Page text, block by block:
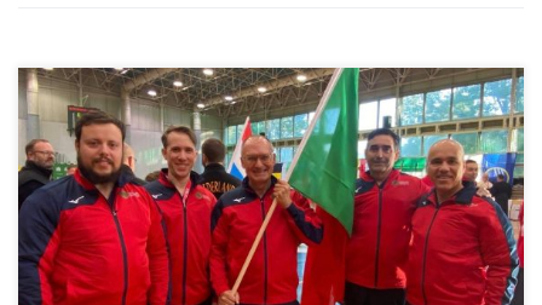
A selecção nacional de Jodo faz novamente história ao
participar no 23º campeonato Europeu de Jodo na Polónia.
Portugal obteve nas competições individuais uma presença nos
quartos de final da categoria Godan (5ºdan) através do
competidor João Pombo do Zenshinkan – Iaido Clube de
Lisboa e chegou aos oitavos de […]